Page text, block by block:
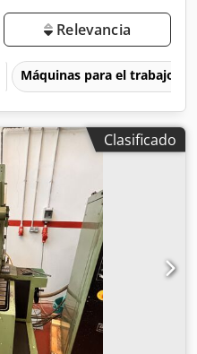
Relevancia
Máquinas para el trabajo
Clasificado